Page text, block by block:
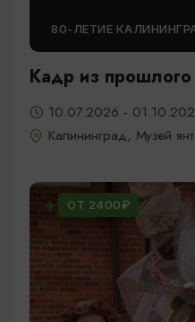
80-ЛЕТИЕ
Кадр из
10.07.2026 -
Калининград, Музей
ОТ 2400₽